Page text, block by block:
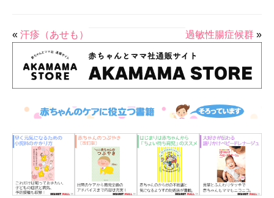
« 汗疹（あせも） 過敏性腸症候群 »